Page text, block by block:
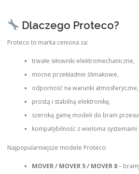
Dlaczego Proteco?
Proteco to marka ceniona za:
trwałe siłowniki elektromechaniczne,
mocne przekładnie ślimakowe,
odporność na warunki atmosferyczne,
prostą i stabilną elektronikę,
szeroką gamę modeli do bram
kompatybilność z wieloma
Najpopularniejsze modele Proteco:
MOVER / MOVER 5 / MOVER 8–